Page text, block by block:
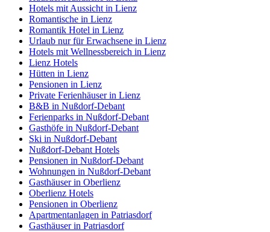
Hotels mit Aussicht in Lienz
Romantische in Lienz
Romantik Hotel in Lienz
Urlaub nur für Erwachsene in Lienz
Hotels mit Wellnessbereich in Lienz
Lienz Hotels
Hütten in Lienz
Pensionen in Lienz
Private Ferienhäuser in Lienz
B&B in Nußdorf-Debant
Ferienparks in Nußdorf-Debant
Gasthöfe in Nußdorf-Debant
Ski in Nußdorf-Debant
Nußdorf-Debant Hotels
Pensionen in Nußdorf-Debant
Wohnungen in Nußdorf-Debant
Gasthäuser in Oberlienz
Oberlienz Hotels
Pensionen in Oberlienz
Apartmentanlagen in Patriasdorf
Gasthäuser in Patriasdorf